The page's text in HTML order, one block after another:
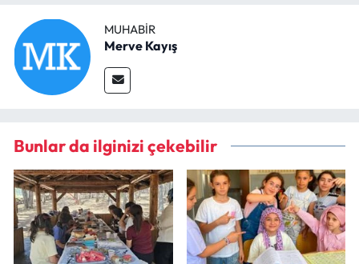
MUHABIR
Merve Kayış
Bunlar da ilginizi çekebilir